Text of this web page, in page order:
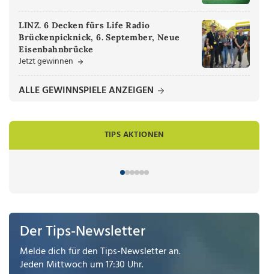
LINZ. 6 Decken fürs Life Radio
Brückenpicknick, 6. September, Neue
Eisenbahnbrücke
Jetzt gewinnen
ALLE GEWINNSPIELE ANZEIGEN
TIPS AKTIONEN
Der Tips-Newsletter
Melde dich für den Tips-Newsletter an.
Jeden Mittwoch um 17:30 Uhr.